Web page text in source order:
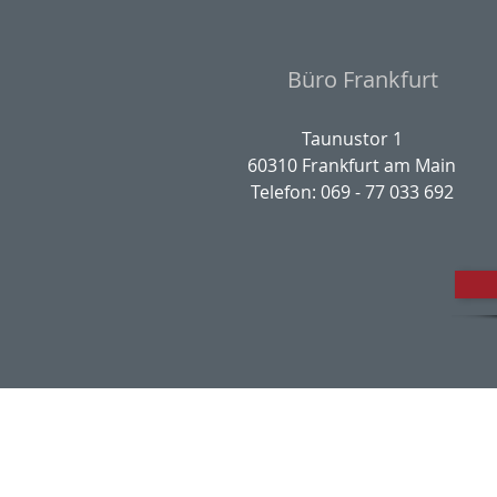
Büro Frankfurt
Taunustor 1
60310 Frankfurt am Main
Telefon: 069 - 77 033 692